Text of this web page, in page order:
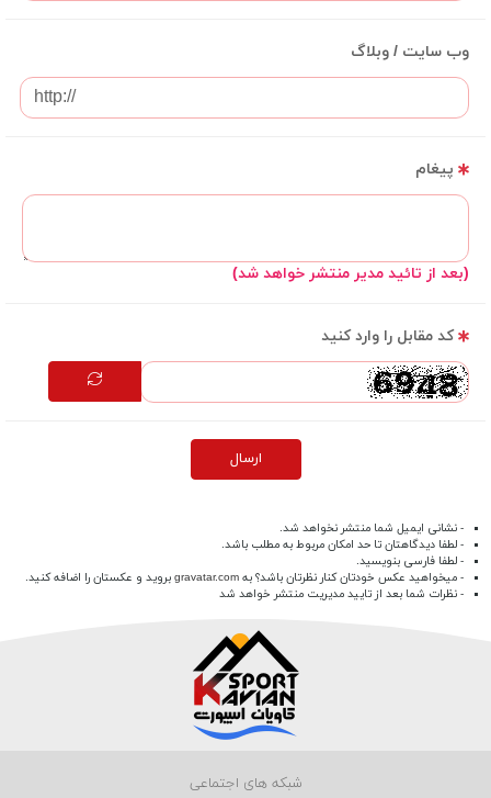
وب سایت / وبلاگ
پیغام
(بعد از تائید مدیر منتشر خواهد شد)
کد مقابل را وارد کنید
ارسال
- نشانی ایمیل شما منتشر نخواهد شد.
- لطفا دیدگاهتان تا حد امکان مربوط به مطلب باشد.
- لطفا فارسی بنویسید.
- میخواهید عکس خودتان کنار نظرتان باشد؟ به gravatar.com بروید و عکستان را اضافه کنید.
- نظرات شما بعد از تایید مدیریت منتشر خواهد شد
شبکه های اجتماعی